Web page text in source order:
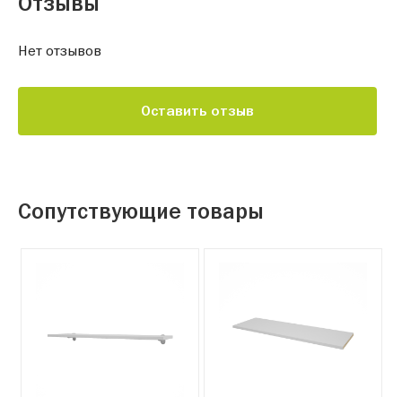
Нет отзывов
Оставить отзыв
Сопутствующие товары